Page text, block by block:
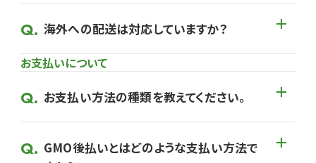
海外への配送は対応していますか？
お支払いについて
お支払い方法の種類を教えてください。
GMO後払いとはどのような支払い方法で